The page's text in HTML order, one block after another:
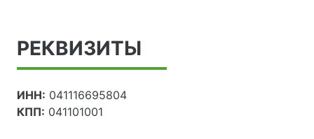
РЕКВИЗИТЫ
ИНН: 041116695804
КПП: 041101001